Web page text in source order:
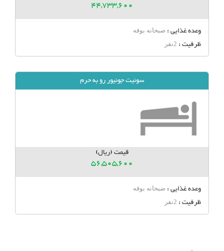
44,733,600
وعده غذایی : صبحانه بوفه
ظرفیت : 2نفر
سوئیت جونیور رو به حرم
قیمت (ریال)
56,505,600
وعده غذایی : صبحانه بوفه
ظرفیت : 2نفر